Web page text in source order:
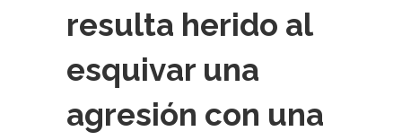
resulta herido al
esquivar una
agresión con una